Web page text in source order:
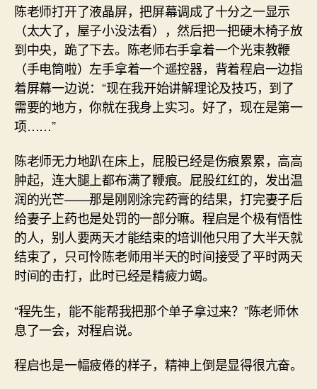
陈老师打开了液晶屏，把屏幕调成了十分之一显示
（太大了，屋子小没法看），然后把一把硬木椅子放
到中央，跪了下去。陈老师右手拿着一个光束教鞭
（手电筒啦）左手拿着一个遥控器，背着程启一边指
着屏幕一边说：“现在我开始讲解理论及技巧，到了
需要的地方，你就在我身上实习。好了，现在是第一
项……”
陈老师无力地趴在床上，屁股已经是伤痕累累，高高
肿起，连大腿上都布满了鞭痕。屁股红红的，发出温
润的光芒——那是刚刚涂完药膏的结果，打完妻子后
给妻子上药也是处罚的一部分嘛。程启是个极有悟性
的人，别人要两天才能结束的培训他只用了大半天就
结束了，只可怜陈老师用半天的时间接受了平时两天
时间的击打，此时已经是精疲力竭。
“程先生，能不能帮我把那个单子拿过来？”陈老师休
息了一会，对程启说。
程启也是一幅疲倦的样子，精神上倒是显得很亢奋。